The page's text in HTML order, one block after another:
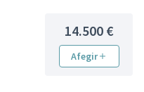
14.500 €
Afegir